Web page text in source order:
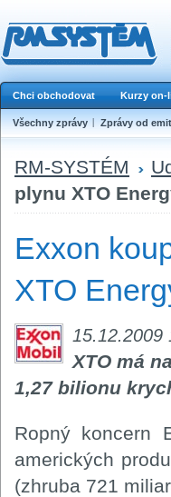
Chci obchodovat Kurzy on-
Všechny zprávy Zprávy od
RM-SYSTÉM
plynu XTO
Exxon
XTO
15.12.2009
XTO má
1,27 bilionu
Ropný koncern
amerických
(zhruba 721